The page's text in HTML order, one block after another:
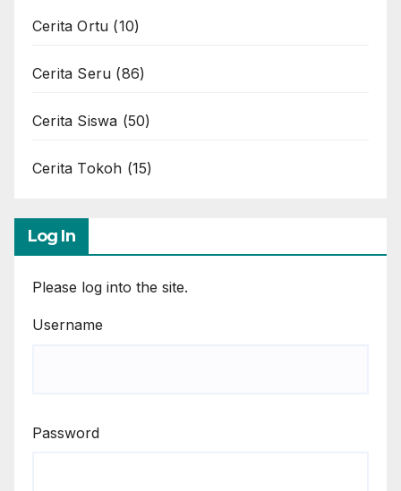
Cerita Ortu (10)
Cerita Seru (86)
Cerita Siswa (50)
Cerita Tokoh (15)
Log In
Please log into the site.
Username
Password